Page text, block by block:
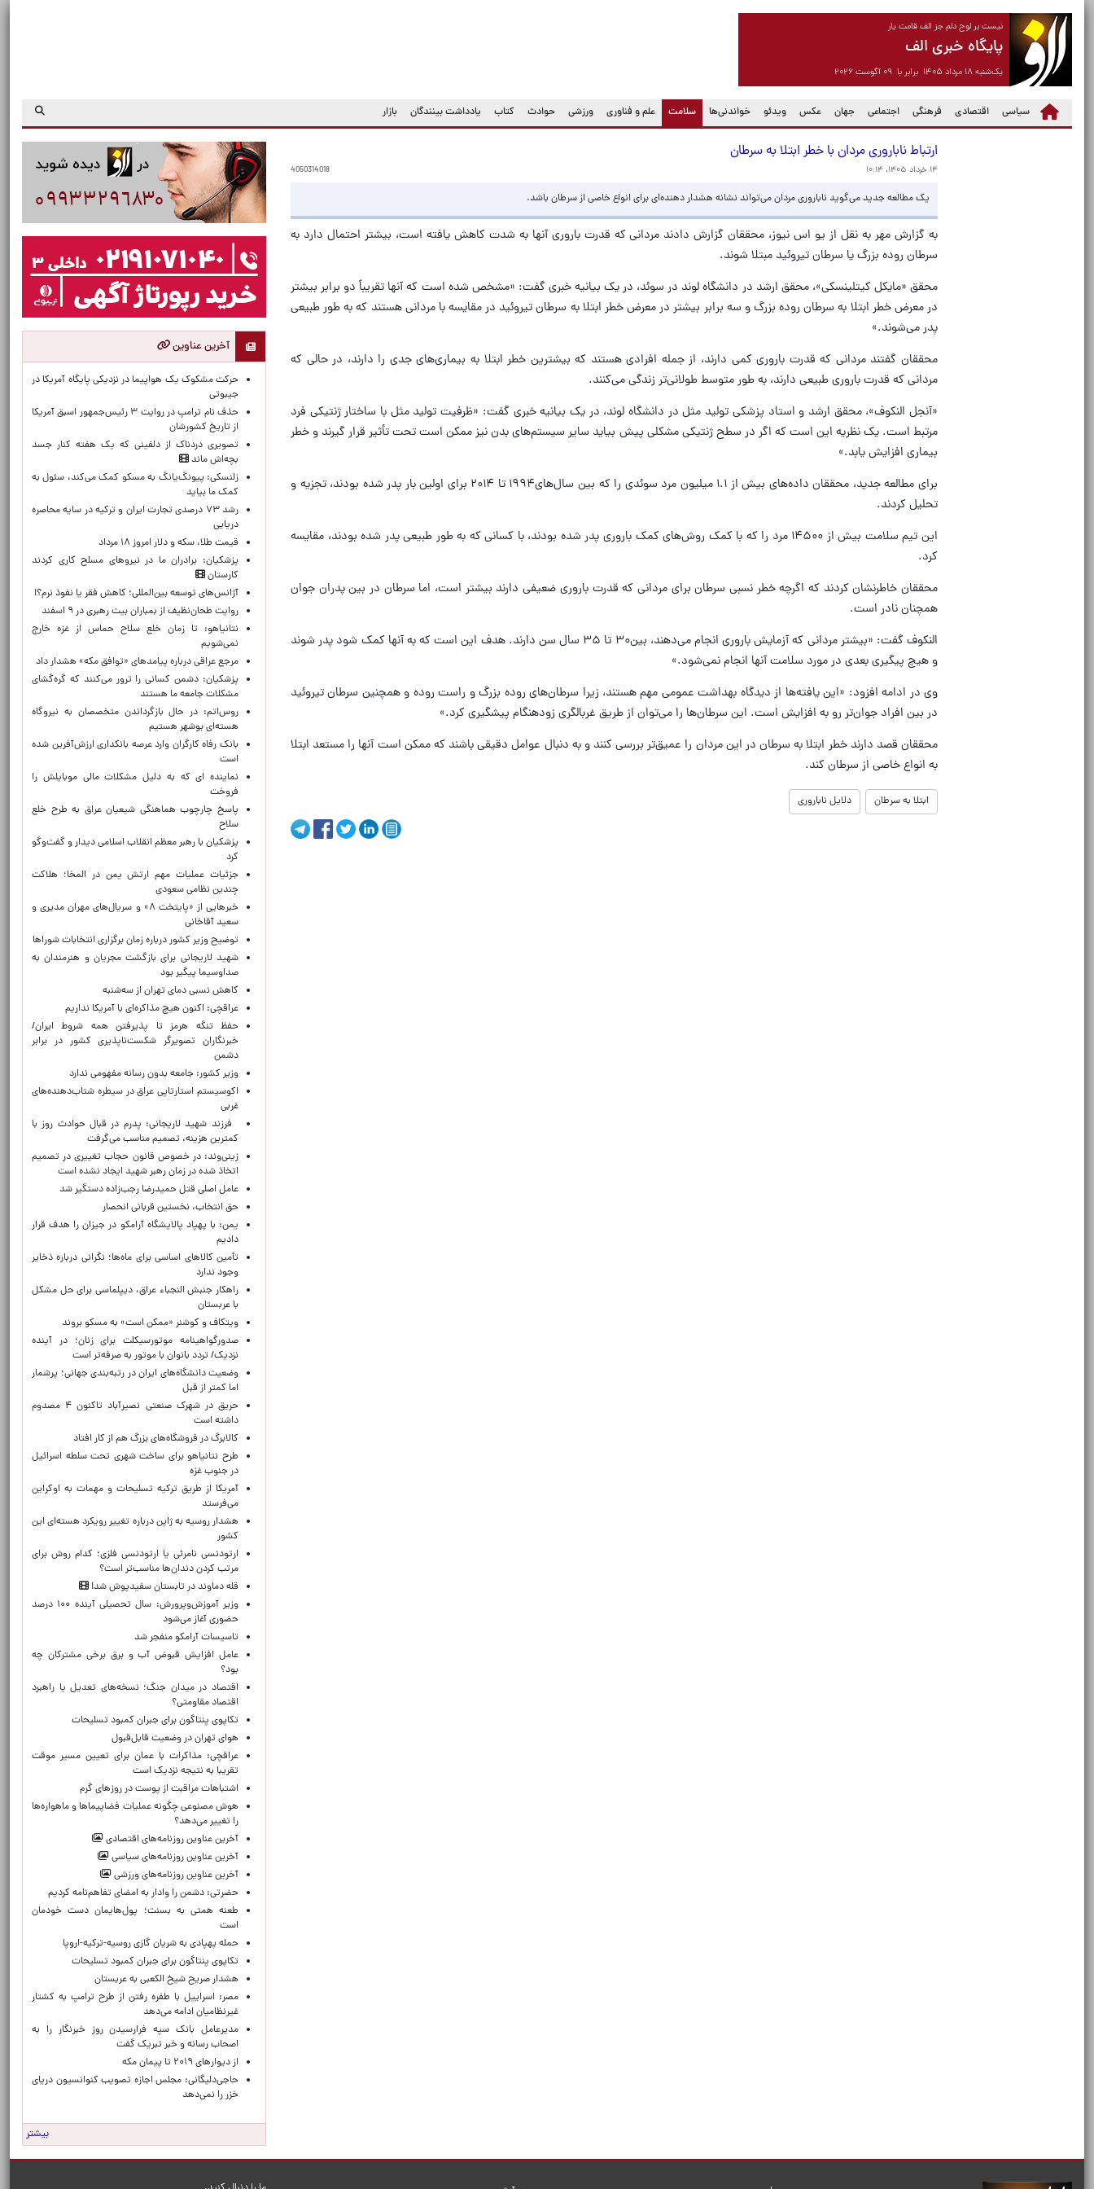
نیست بر لوح دلم جز الف قامت یار
پایگاه خبری الف
یک‌شنبه ۱۸ مرداد ۱۴۰۵ برابر با ۰۹ آگوست ۲۰۲۶
سیاسی اقتصادی فرهنگی اجتماعی جهان عکس ویدئو خواندنی‌ها سلامت
(current) علم و فناوری ورزشی حوادث کتاب یادداشت بینندگان بازار
ارتباط ناباروری مردان با خطر ابتلا به سرطان
۱۴ خرداد ۱۴۰۵، ۱۰:۱۴ 4050314018
یک مطالعه جدید می‌گوید ناباروری مردان می‌تواند نشانه هشدار دهنده‌ای برای انواع خاصی از سرطان باشد.
به گزارش مهر به نقل از یو اس نیوز، محققان گزارش دادند مردانی که قدرت باروری آنها به شدت کاهش یافته است، بیشتر احتمال دارد به
سرطان روده بزرگ یا سرطان تیروئید مبتلا شوند.
محقق «مایکل کیتلینسکی»، محقق ارشد در دانشگاه لوند در سوئد، در یک بیانیه خبری گفت: «مشخص شده است که آنها تقریباً دو برابر بیشتر
در معرض خطر ابتلا به سرطان روده بزرگ و سه برابر بیشتر در معرض خطر ابتلا به سرطان تیروئید در مقایسه با مردانی هستند که به طور طبیعی
پدر می‌شوند.»
محققان گفتند مردانی که قدرت باروری کمی دارند، از جمله افرادی هستند که بیشترین خطر ابتلا به بیماری‌های جدی را دارند، در حالی که
مردانی که قدرت باروری طبیعی دارند، به طور متوسط طولانی‌تر زندگی می‌کنند.
«آنجل النکوف»، محقق ارشد و استاد پزشکی تولید مثل در دانشگاه لوند، در یک بیانیه خبری گفت: «ظرفیت تولید مثل با ساختار ژنتیکی فرد
مرتبط است. یک نظریه این است که اگر در سطح ژنتیکی مشکلی پیش بیاید سایر سیستم‌های بدن نیز ممکن است تحت تأثیر قرار گیرند و خطر
بیماری افزایش یابد.»
برای مطالعه جدید، محققان داده‌های بیش از ۱.۱ میلیون مرد سوئدی را که بین سال‌های۱۹۹۴ تا ۲۰۱۴ برای اولین بار پدر شده بودند، تجزیه و
تحلیل کردند.
این تیم سلامت بیش از ۱۴۵۰۰ مرد را که با کمک روش‌های کمک باروری پدر شده بودند، با کسانی که به طور طبیعی پدر شده بودند، مقایسه
کرد.
محققان خاطرنشان کردند که اگرچه خطر نسبی سرطان برای مردانی که قدرت باروری ضعیفی دارند بیشتر است، اما سرطان در بین پدران جوان
همچنان نادر است.
النکوف گفت: «بیشتر مردانی که آزمایش باروری انجام می‌دهند، بین۳۰ تا ۳۵ سال سن دارند. هدف این است که به آنها کمک شود پدر شوند
و هیچ پیگیری بعدی در مورد سلامت آنها انجام نمی‌شود.»
وی در ادامه افزود: «این یافته‌ها از دیدگاه بهداشت عمومی مهم هستند، زیرا سرطان‌های روده بزرگ و راست روده و همچنین سرطان تیروئید
در بین افراد جوان‌تر رو به افزایش است. این سرطان‌ها را می‌توان از طریق غربالگری زودهنگام پیشگیری کرد.»
محققان قصد دارند خطر ابتلا به سرطان در این مردان را عمیق‌تر بررسی کنند و به دنبال عوامل دقیقی باشند که ممکن است آنها را مستعد ابتلا
به انواع خاصی از سرطان کند.
ابتلا به سرطان دلایل ناباروری
آخرین عناوین
حرکت مشکوک یک هواپیما در نزدیکی پایگاه آمریکا در
جیبوتی
حذف نام ترامپ در روایت ۳ رئیس‌جمهور اسبق آمریکا
از تاریخ کشورشان
تصویری دردناک از دلفینی که یک هفته کنار جسد
بچه‌اش ماند
زلنسکی: پیونگ‌یانگ به مسکو کمک می‌کند، سئول به
کمک ما بیاید
رشد ۷۳ درصدی تجارت ایران و ترکیه در سایه محاصره
دریایی
قیمت طلا، سکه و دلار امروز ۱۸ مرداد
پزشکیان: برادران ما در نیروهای مسلح کاری کردند
کارستان
آژانس‌های توسعه بین‌المللی؛ کاهش فقر یا نفوذ نرم؟!
روایت طحان‌نظیف از بمباران بیت رهبری در ۹ اسفند
نتانیاهو: تا زمان خلع سلاح حماس از غزه خارج
نمی‌شویم
مرجع عراقی درباره پیامدهای «توافق مکه» هشدار داد
پزشکیان: دشمن کسانی را ترور می‌کنند که گره‌گشای
مشکلات جامعه ما هستند
روس‌اتم: در حال بازگرداندن متخصصان به نیروگاه
هسته‌ای بوشهر هستیم
بانک رفاه کارگران وارد عرصه بانکداری ارزش‌آفرین شده
است
نماینده ای که به دلیل مشکلات مالی موبایلش را
فروخت
پاسخ چارچوب هماهنگی شیعیان عراق به طرح خلع
سلاح
پزشکیان با رهبر معظم انقلاب اسلامی دیدار و گفت‌وگو
کرد
جزئیات عملیات مهم ارتش یمن در المخا؛ هلاکت
چندین نظامی سعودی
خبرهایی از «پایتخت ۸» و سریال‌های مهران مدیری و
سعید آقاخانی
توضیح وزیر کشور درباره زمان برگزاری انتخابات شوراها
شهید لاریجانی برای بازگشت مجریان و هنرمندان به
صداوسیما پیگیر بود
کاهش نسبی دمای تهران از سه‌شنبه
عراقچی: اکنون هیچ مذاکره‌ای با آمریکا نداریم
حفظ تنگه هرمز تا پذیرفتن همه شروط ایران/
خبرنگاران تصویرگر شکست‌ناپذیری کشور در برابر
دشمن
وزیر کشور: جامعه بدون رسانه مفهومی ندارد
اکوسیستم استارتاپی عراق در سیطره شتاب‌دهنده‌‌های
غربی
فرزند شهید لاریجانی: پدرم در قبال حوادث روز با
کمترین هزینه، تصمیم مناسب می‌گرفت
زینی‌وند: در خصوص قانون حجاب تغییری در تصمیم
اتخاذ شده در زمان رهبر شهید ایجاد نشده است
عامل اصلی قتل حمیدرضا رجب‌زاده دستگیر شد
حق انتخاب، نخستین قربانی انحصار
یمن: با پهپاد پالایشگاه آرامکو در جیزان را هدف قرار
دادیم
تأمین کالاهای اساسی برای ماه‌ها؛ نگرانی درباره ذخایر
وجود ندارد
راهکار جنبش النجباء عراق، دیپلماسی برای حل مشکل
با عربستان
ویتکاف و کوشنر «ممکن است» به مسکو بروند
صدورگواهینامه موتورسیکلت برای زنان؛ در آینده
نزدیک/ تردد بانوان با موتور به‌ صرفه‌تر است
وضعیت دانشگاه‌های ایران در رتبه‌بندی جهانی؛ پرشمار
اما کمتر از قبل
حریق در شهرک صنعتی نصیرآباد تاکنون ۴ مصدوم
داشته است
کالابرگ در فروشگاه‌های بزرگ هم از کار افتاد
طرح نتانیاهو برای ساخت شهری تحت سلطه اسرائیل
در جنوب غزه
آمریکا از طریق ترکیه تسلیحات و مهمات به اوکراین
می‌فرستد
هشدار روسیه به ژاپن درباره تغییر رویکرد هسته‌ای این
کشور
ارتودنسی نامرئی یا ارتودنسی فلزی؛ کدام روش برای
مرتب کردن دندان‌ها مناسب‌تر است؟
قله دماوند در تابستان سفیدپوش شد!
وزیر آموزش‌وپرورش: سال تحصیلی آینده ۱۰۰ درصد
حضوری آغاز می‌شود
تاسیسات آرامکو منفجر شد
عامل افزایش قبوض آب و برق برخی مشترکان چه
بود؟
اقتصاد در میدان جنگ؛ نسخه‌های تعدیل یا راهبرد
اقتصاد مقاومتی؟
تکاپوی پنتاگون برای جبران کمبود تسلیحات
هوای تهران در وضعیت قابل‌قبول
عراقچی: مذاکرات با عمان برای تعیین مسیر موقت
تقریبا به نتیجه نزدیک است
اشتباهات مراقبت از پوست در روزهای گرم
هوش مصنوعی چگونه عملیات فضاپیماها و ماهواره‌ها
را تغییر می‌دهد؟
آخرین عناوین روزنامه‌های اقتصادی
آخرین عناوین روزنامه‌های سیاسی
آخرین عناوین روزنامه‌های ورزشی
حضرتی: دشمن را وادار به امضای تفاهم‌نامه کردیم
طعنه همتی به بسنت؛ پول‌هایمان دست خودمان
است
حمله پهپادی به شریان گازی روسیه-ترکیه-اروپا
تکاپوی پنتاگون برای جبران کمبود تسلیحات
هشدار صریح شیخ الکعبی به عربستان
مصر: اسراییل با طفره رفتن از طرح ترامپ به کشتار
غیرنظامیان ادامه می‌دهد
مدیرعامل بانک سپه فرارسیدن روز خبرنگار را به
اصحاب رسانه و خبر تبریک گفت
از دیوارهای ۲۰۱۹ تا پیمان مکه
حاجی‌دلیگانی: مجلس اجازه تصویب کنوانسیون دریای
خزر را نمی‌دهد
بیشتر